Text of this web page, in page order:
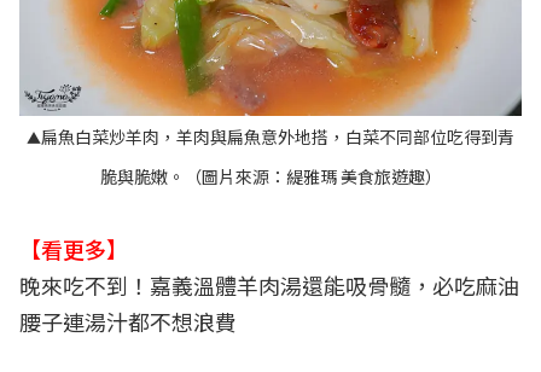
▲扁魚白菜炒羊肉，羊肉與扁魚意外地搭，白菜不同部位吃得到青
脆與脆嫩。（圖片來源： 緹雅瑪 美食旅遊趣）
【看更多】
晚來吃不到！嘉義溫體羊肉湯還能吸骨髓，必吃麻油
腰子連湯汁都不想浪費